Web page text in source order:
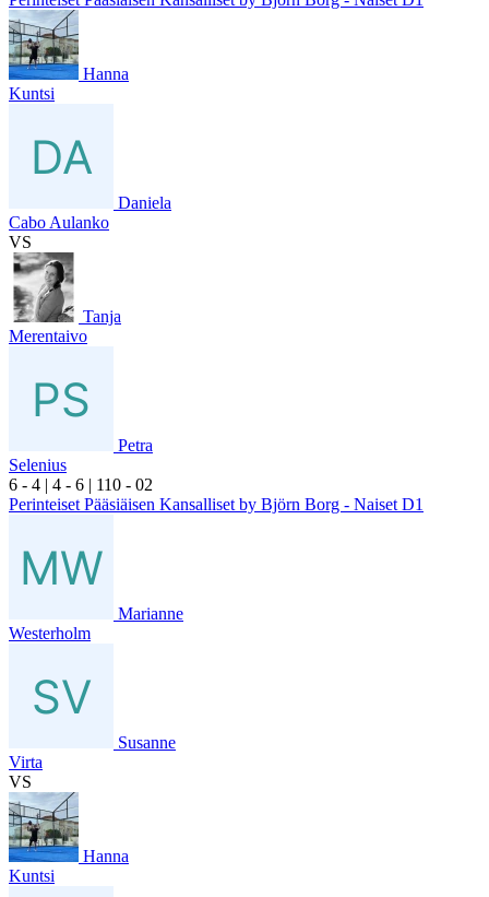
Hanna
Kuntsi
Daniela
Cabo Aulanko
VS
Tanja
Merentaivo
Petra
Selenius
6 - 4 | 4 - 6 | 110 - 02
Perinteiset Pääsiäisen Kansalliset by Björn Borg - Naiset D1
Marianne
Westerholm
Susanne
Virta
VS
Hanna
Kuntsi